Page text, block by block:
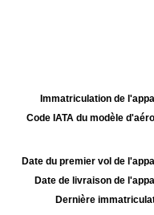
Immatriculation de
Code IATA du modèle
Date du premier vol de
Date de livraison de
Dernière